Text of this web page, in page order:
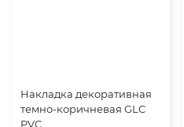
Накладка декоративная
темно-коричневая GLC
PVC